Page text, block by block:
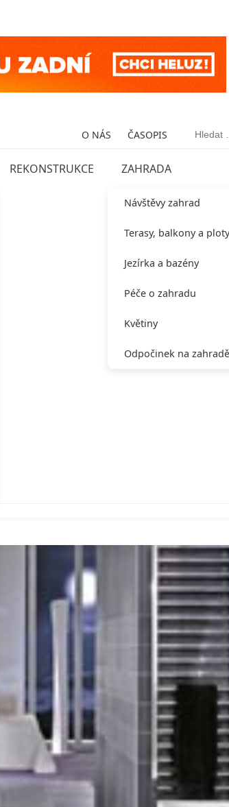
O NÁS ČASOPIS
REKONSTRUKCE ZAHRADA
Návštěvy zahrad
Terasy, balkony a ploty
Jezírka a bazény
Péče o zahradu
Květiny
Odpočinek na zahradě